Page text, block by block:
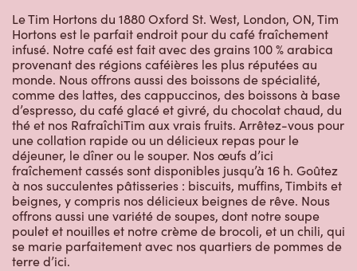
Le Tim Hortons du 1880 Oxford St. West, London, ON, Tim
Hortons est le parfait endroit pour du café fraîchement
infusé. Notre café est fait avec des grains 100 % arabica
provenant des régions caféières les plus réputées au
monde. Nous offrons aussi des boissons de spécialité,
comme des lattes, des cappuccinos, des boissons à base
d’espresso, du café glacé et givré, du chocolat chaud, du
thé et nos RafraîchiTim aux vrais fruits. Arrêtez-vous pour
une collation rapide ou un délicieux repas pour le
déjeuner, le dîner ou le souper. Nos œufs d’ici
fraîchement cassés sont disponibles jusqu’à 16 h. Goûtez
à nos succulentes pâtisseries : biscuits, muffins, Timbits et
beignes, y compris nos délicieux beignes de rêve. Nous
offrons aussi une variété de soupes, dont notre soupe
poulet et nouilles et notre crème de brocoli, et un chili, qui
se marie parfaitement avec nos quartiers de pommes de
terre d’ici.